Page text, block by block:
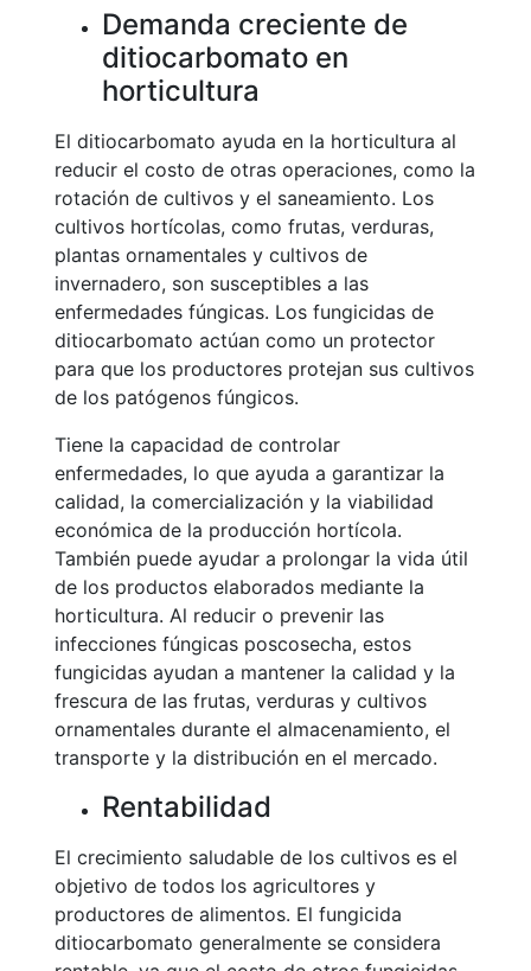
Demanda creciente de
ditiocarbomato en
horticultura
El ditiocarbomato ayuda en la horticultura al
reducir el costo de otras operaciones, como la
rotación de cultivos y el saneamiento. Los
cultivos hortícolas, como frutas, verduras,
plantas ornamentales y cultivos de
invernadero, son susceptibles a las
enfermedades fúngicas. Los fungicidas de
ditiocarbomato actúan como un protector
para que los productores protejan sus cultivos
de los patógenos fúngicos.
Tiene la capacidad de controlar
enfermedades, lo que ayuda a garantizar la
calidad, la comercialización y la viabilidad
económica de la producción hortícola.
También puede ayudar a prolongar la vida útil
de los productos elaborados mediante la
horticultura. Al reducir o prevenir las
infecciones fúngicas poscosecha, estos
fungicidas ayudan a mantener la calidad y la
frescura de las frutas, verduras y cultivos
ornamentales durante el almacenamiento, el
transporte y la distribución en el mercado.
Rentabilidad
El crecimiento saludable de los cultivos es el
objetivo de todos los agricultores y
productores de alimentos. El fungicida
ditiocarbomato generalmente se considera